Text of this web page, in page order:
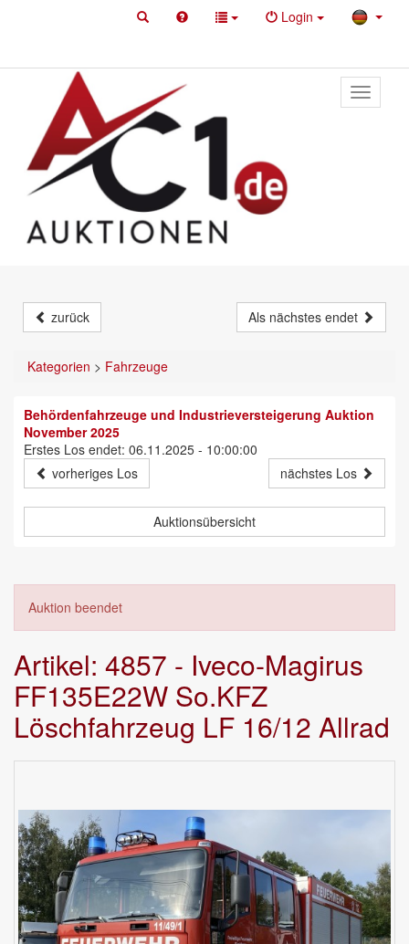
Login
Toggle
primary
zurück Als nächstes endet
Kategorien > Fahrzeuge
Behördenfahrzeuge und Industrieversteigerung Auktion
November 2025
Erstes Los endet: 06.11.2025 - 10:00:00
vorheriges Los
nächstes Los
Auktionsübersicht
Auktion beendet
Artikel: 4857 - Iveco-Magirus
FF135E22W So.KFZ
Löschfahrzeug LF 16/12 Allrad